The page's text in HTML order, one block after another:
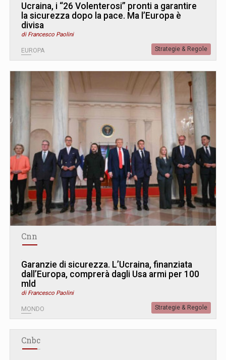
Ucraina, i “26 Volenterosi” pronti a garantire
la sicurezza dopo la pace. Ma l’Europa è
divisa
di Francesco Paolini
EUROPA Strategie & Regole
Cnn
Garanzie di sicurezza. L’Ucraina, finanziata
dall’Europa, comprerà dagli Usa armi per 100
mld
di Francesco Paolini
MONDO Strategie & Regole
Cnbc